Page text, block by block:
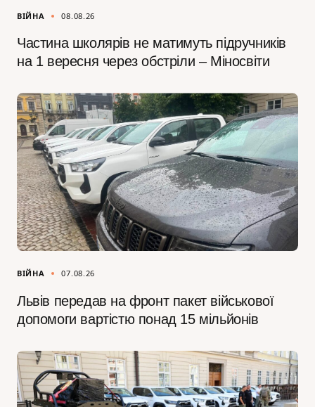
ВІЙНА 08.08.26
Частина школярів не матимуть підручників
на 1 вересня через обстріли – Міносвіти
ВІЙНА 07.08.26
Львів передав на фронт пакет військової
допомоги вартістю понад 15 мільйонів